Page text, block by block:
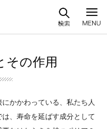
その作用
かかわっている、私たち人
、寿命を延ばす成分として